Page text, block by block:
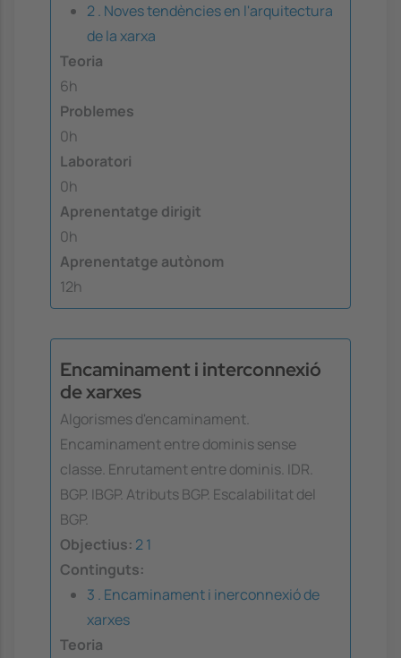
2 . Noves tendències en l'arquitectura
de la xarxa
Teoria
6h
Problemes
0h
Laboratori
0h
Aprenentatge dirigit
0h
Aprenentatge autònom
12h
Encaminament i interconnexió
de xarxes
Algorismes d'encaminament.
Encaminament entre dominis sense
classe. Enrutament entre dominis. IDR.
BGP. IBGP. Atributs BGP. Escalabilitat del
BGP.
Objectius: 21
Continguts:
3 . Encaminament i inerconnexió de
xarxes
Teoria